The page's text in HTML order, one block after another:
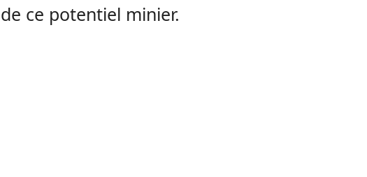
de ce potentiel minier.